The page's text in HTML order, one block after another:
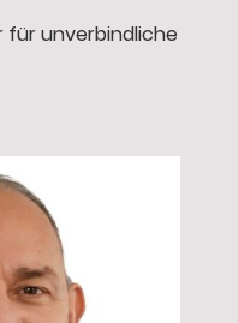
für unverbindliche